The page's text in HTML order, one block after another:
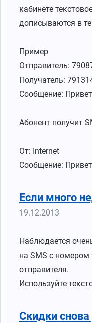
кабинете
дописываются в
Пример
Отправитель:
Получатель:
Сообщение:
Абонент получит
От: Internet
Сообщение:
Если много
19.12.2013
Наблюдается
на SMS с номером
отправителя.
Используйте
Скидки